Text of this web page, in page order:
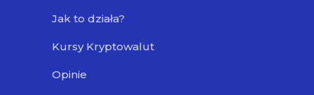
Jak to działa?
Kursy Kryptowalut
Opinie